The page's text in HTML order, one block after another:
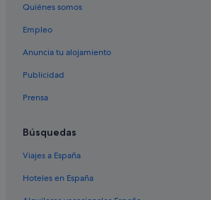
Hoteles boutique en Centro de Vancouver
Yaletown hoteles
Chinatown hoteles
West Vancouver hoteles
West End hoteles
East Vancouver hoteles
Riley Park hoteles
Centro de Vancouver hoteles
Quiénes somos
Empleo
Anuncia tu alojamiento
Publicidad
Prensa
Búsquedas
Viajes a España
Hoteles en España